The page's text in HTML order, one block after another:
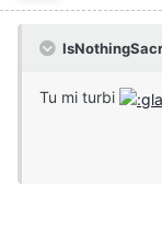
Tu mi turbi